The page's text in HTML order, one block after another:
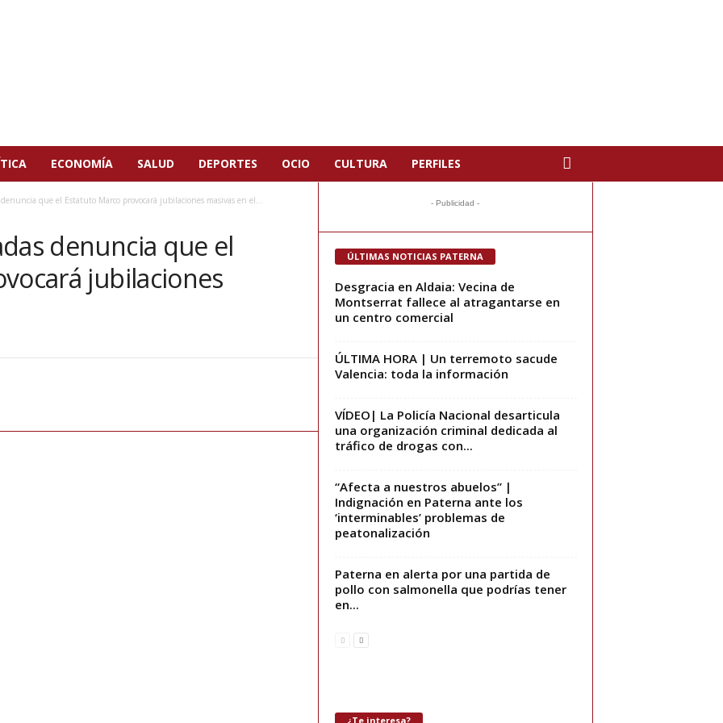
ECONOMÍA SALUD DEPORTES OCIO CULTURA PERFILES
que el Estatuto Marco provocará jubilaciones masivas en el...
denuncia que el
jubilaciones
- Publicidad -
ÚLTIMAS NOTICIAS PATERNA
Desgracia en Aldaia: Vecina de
Montserrat fallece al atragantarse en
un centro comercial
ÚLTIMA HORA | Un terremoto sacude
Valencia: toda la información
VÍDEO| La Policía Nacional desarticula
una organización criminal dedicada al
tráfico de drogas con...
“Afecta a nuestros abuelos” |
Indignación en Paterna ante los
‘interminables’ problemas de
peatonalización
Paterna en alerta por una partida de
pollo con salmonella que podrías tener
en...
¿Te interesa?